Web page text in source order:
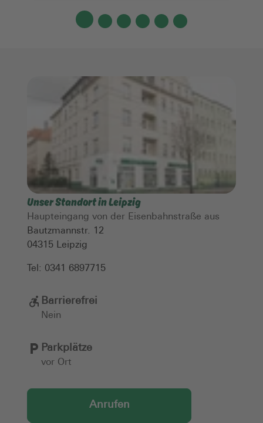
Unser Standort in Leipzig
Haupteingang von der Eisenbahnstraße aus
Bautzmannstr. 12
04315 Leipzig
Tel: 0341 6897715
Barrierefrei
Nein
Parkplätze
vor Ort
Anrufen